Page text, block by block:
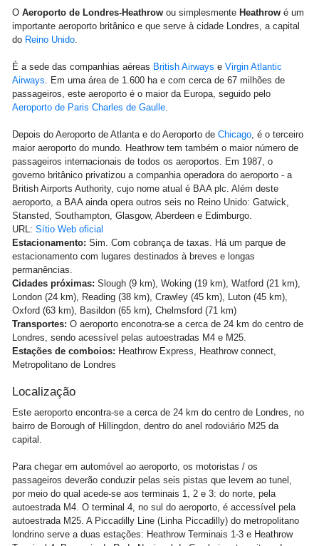
O Aeroporto de Londres-Heathrow ou simplesmente Heathrow é um
importante aeroporto britânico e que serve à cidade Londres, a capital
do Reino Unido
É a sede das companhias aéreas British Airways e Virgin Atlantic
Airways . Em uma área de 1.600 ha e com cerca de 67 milhões de
passageiros, este aeroporto é o maior da Europa, seguido pelo
Aeroporto de Paris Charles de Gaulle
Depois do Aeroporto de Atlanta e do Aeroporto de Chicago , é o terceiro
maior aeroporto do mundo. Heathrow tem também o maior número de
passageiros internacionais de todos os aeroportos. Em 1987, o
governo britânico privatizou a companhia operadora do aeroporto - a
British Airports Authority, cujo nome atual é BAA plc. Além deste
aeroporto, a BAA ainda opera outros seis no Reino Unido: Gatwick,
Stansted, Southampton, Glasgow, Aberdeen e Edimburgo.
URL: Sítio Web oficial
Estacionamento: Sim. Com cobrança de taxas. Há um parque de
estacionamento com lugares destinados à breves e longas
permanências.
Cidades próximas: Slough (9 km), Woking (19 km), Watford (21 km),
London (24 km), Reading (38 km), Crawley (45 km), Luton (45 km),
Oxford (63 km), Basildon (65 km), Chelmsford (71 km)
Transportes: O aeroporto enconotra-se a cerca de 24 km do centro de
Londres, sendo acessível pelas autoestradas M4 e M25.
Estações de comboios: Heathrow Express, Heathrow connect,
Metropolitano de Londres
Localização
Este aeroporto encontra-se a cerca de 24 km do centro de Londres, no
bairro de Borough of Hillingdon, dentro do anel rodoviário M25 da
capital.
Para chegar em automóvel ao aeroporto, os motoristas / os
passageiros deverão conduzir pelas seis pistas que levem ao tunel,
por meio do qual acede-se aos terminais 1, 2 e 3: do norte, pela
autoestrada M4. O terminal 4, no sul do aeroporto, é accessível pela
autoestrada M25. A Piccadilly Line (Linha Piccadilly) do metropolitano
londrino serve a duas estações: Heathrow Terminais 1-3 e Heathrow